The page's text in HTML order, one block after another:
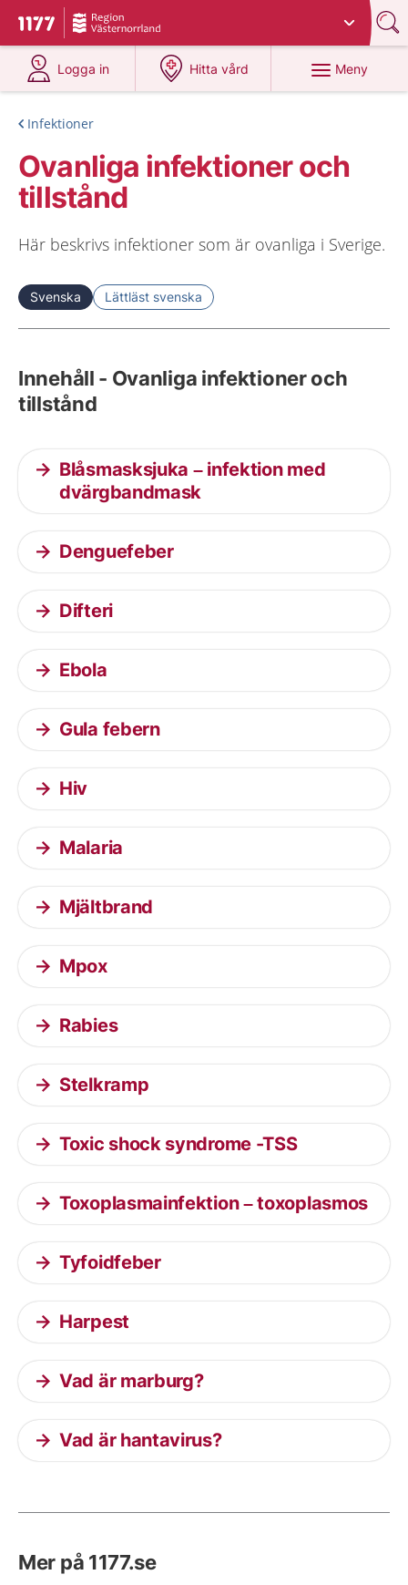
Till startsidan för 1177
Du har valt region
Logga in
på 1177.se
Hitta vård
på 1177.se
Meny
Infektioner
Ovanliga infektioner och
tillstånd
Här beskrivs infektioner som är ovanliga i Sverige.
Svenska Lättläst svenska
Innehåll - Ovanliga infektioner och
tillstånd
Blåsmasksjuka – infektion med
dvärgbandmask
Denguefeber
Difteri
Ebola
Gula febern
Hiv
Malaria
Mjältbrand
Mpox
Rabies
Stelkramp
Toxic shock syndrome -TSS
Toxoplasmainfektion – toxoplasmos
Tyfoidfeber
Harpest
Vad är marburg?
Vad är hantavirus?
Mer på 1177.se